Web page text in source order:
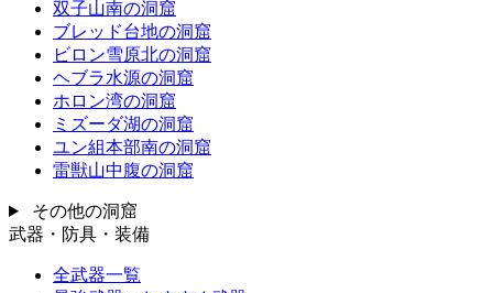
双子山南の洞窟
ブレッド台地の洞窟
ビロン雪原北の洞窟
ヘブラ水源の洞窟
ホロン湾の洞窟
ミズーダ湖の洞窟
ユン組本部南の洞窟
雷獣山中腹の洞窟
その他の洞窟
武器・防具・装備
全武器一覧